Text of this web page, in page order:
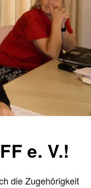
e. V.!
die Zugehörigkeit